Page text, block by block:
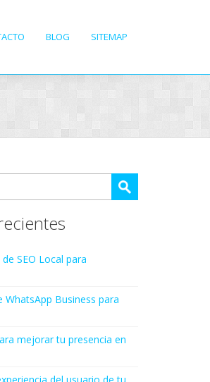
BLOG SITEMAP
SEO Local para
WhatsApp Business para
mejorar tu presencia en